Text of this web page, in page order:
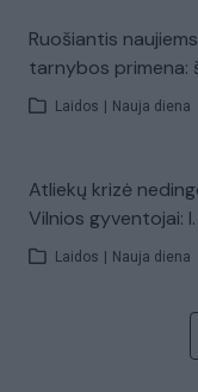
Ruošiantis
tarnybos primena:
Laidos Nauja diena
Atliekų krizė
Vilnios gyventojai:
Laidos Nauja diena